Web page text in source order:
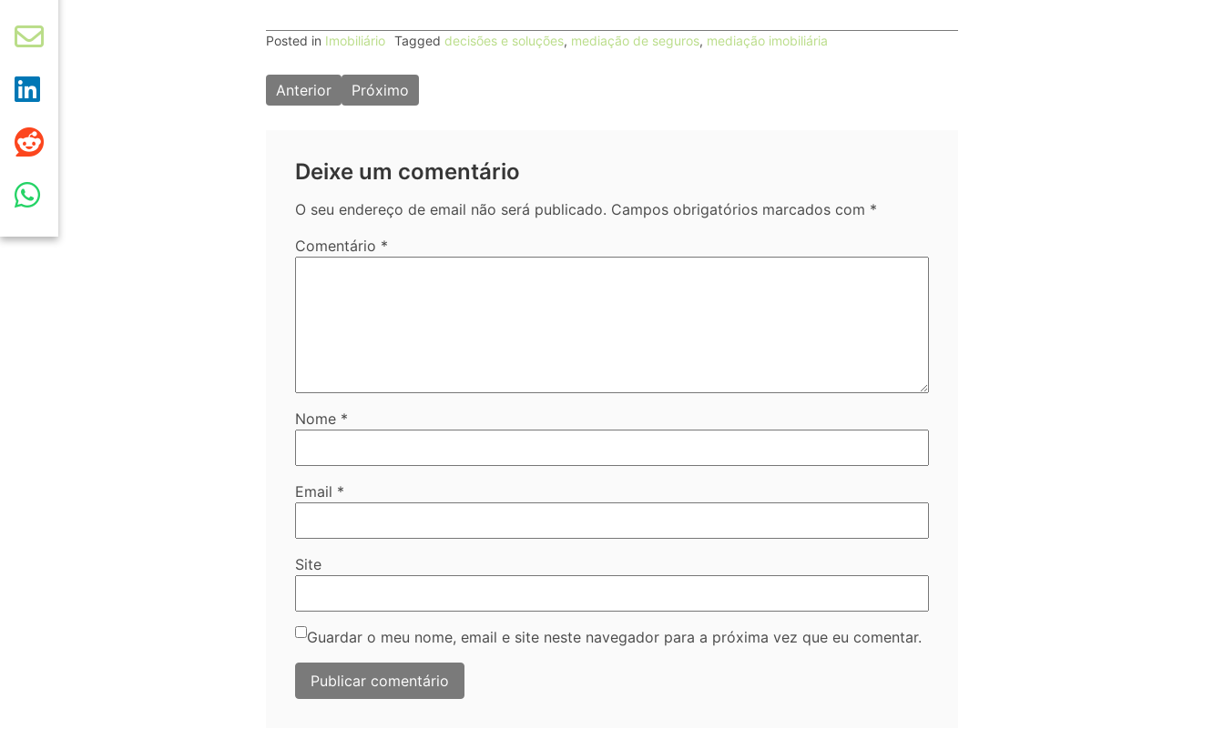
Posted in Imobiliário Tagged decisões e soluções, mediação de seguros, mediação imobiliária
Navegação
de
Anterior Próximo
Deixe um comentário
O seu endereço de email não será publicado. Campos obrigatórios marcados com *
Comentário *
Nome *
Email *
Site
Guardar o meu nome, email e site neste navegador para a próxima vez que eu comentar.